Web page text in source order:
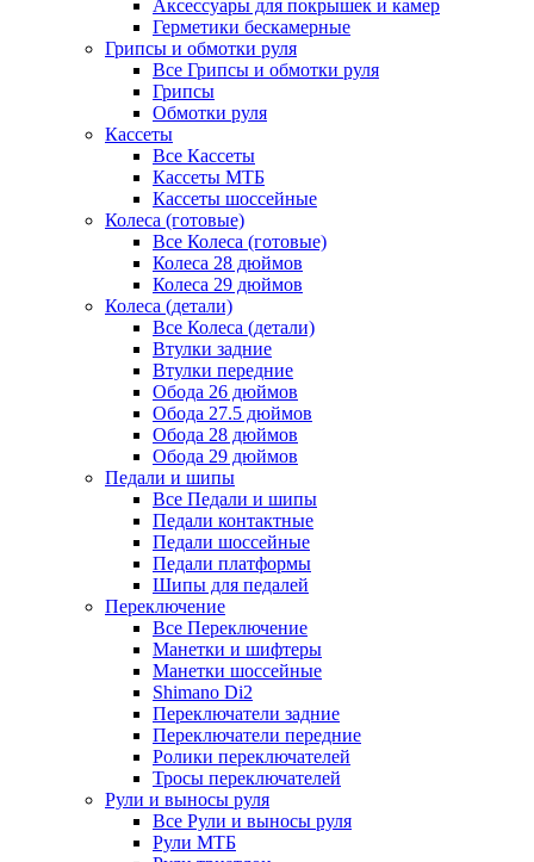
Аксессуары для покрышек и камер
Герметики бескамерные
Грипсы и обмотки руля
Все Грипсы и обмотки руля
Грипсы
Обмотки руля
Кассеты
Все Кассеты
Кассеты МТБ
Кассеты шоссейные
Колеса (готовые)
Все Колеса (готовые)
Колеса 28 дюймов
Колеса 29 дюймов
Колеса (детали)
Все Колеса (детали)
Втулки задние
Втулки передние
Обода 26 дюймов
Обода 27.5 дюймов
Обода 28 дюймов
Обода 29 дюймов
Педали и шипы
Все Педали и шипы
Педали контактные
Педали шоссейные
Педали платформы
Шипы для педалей
Переключение
Все Переключение
Манетки и шифтеры
Манетки шоссейные
Shimano Di2
Переключатели задние
Переключатели передние
Ролики переключателей
Тросы переключателей
Рули и выносы руля
Все Рули и выносы руля
Рули МТБ